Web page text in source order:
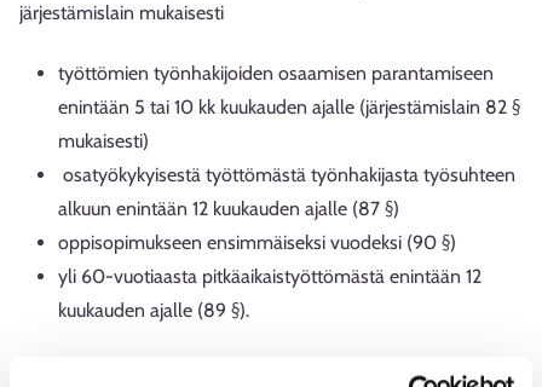
järjestämislain mukaisesti
työttömien työnhakijoiden osaamisen parantamiseen
enintään 5 tai 10 kk kuukauden ajalle (järjestämislain 82 §
mukaisesti)
osatyökykyisestä työttömästä työnhakijasta työsuhteen
alkuun enintään 12 kuukauden ajalle (87 §)
oppisopimukseen ensimmäiseksi vuodeksi (90 §)
yli 60-vuotiaasta pitkäaikaistyöttömästä enintään 12
kuukauden ajalle (89 §).
Palkkatukea ei myönnetä kunnille, kuntayhtymille, valtion